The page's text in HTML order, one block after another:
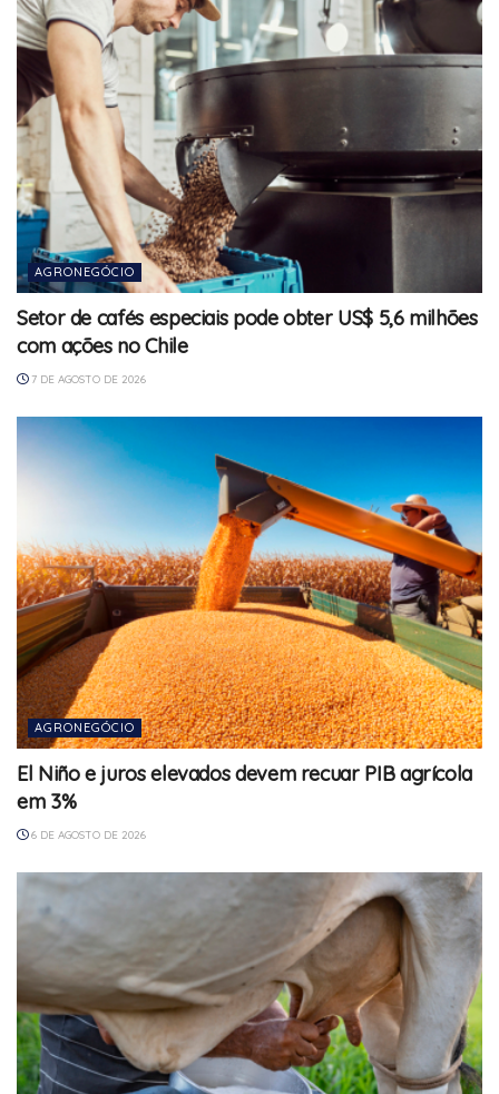
AGRONEGÓCIO
Setor de cafés especiais pode obter US$ 5,6 milhões
com ações no Chile
7 DE AGOSTO DE 2026
AGRONEGÓCIO
El Niño e juros elevados devem recuar PIB agrícola
em 3%
6 DE AGOSTO DE 2026